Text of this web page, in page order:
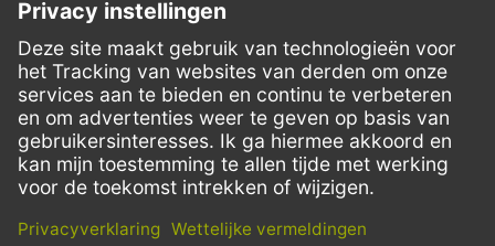
FacebookInstagramLinkedIn